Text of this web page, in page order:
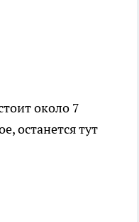
около 7
останется тут